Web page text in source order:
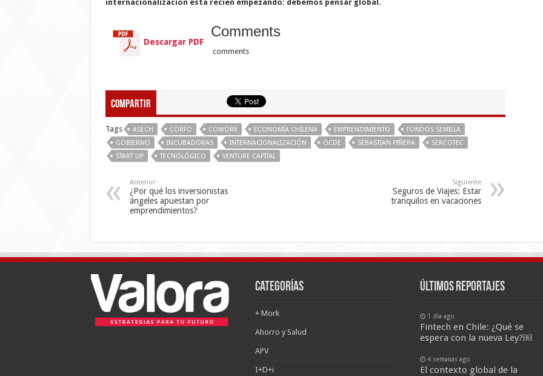
internacionalización está recién empezando: debemos pensar global.
Descargar PDF
Comments
comments
Compartir
Tags ASECH CORFO COWORK ECONOMÍA CHILENA EMPRENDIMIENTO
FONDOS SEMILLA
GOBIERNO
INCUBADORAS INTERNACIONALIZACIÓN OCDE SEBASTIAN PIÑERA
SERCOTEC
START UP
TECNOLÓGICO VENTURE CAPITAL
Anterior
¿Por qué los inversionistas
ángeles apuestan por
emprendimientos?
Siguiente
Seguros de Viajes: Estar
tranquilos en vacaciones
Categorías
+ Mork
Ahorro y Salud
APV
I+D+i
últimos reportajes
1 día ago
Fintech en Chile: ¿Qué se
espera con la nueva Ley?￼
4 semanas ago
El contexto global de la